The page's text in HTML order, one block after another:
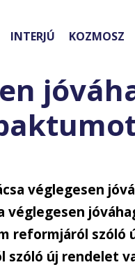
INTERJÚ KOZMOSZ
véglegesen
véglegesen
reformjáról szóló
új rendelet